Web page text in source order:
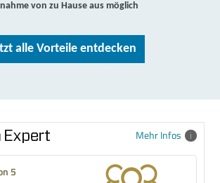
von zu Hause aus möglich
alle Vorteile entdecken
Mehr Infos
5